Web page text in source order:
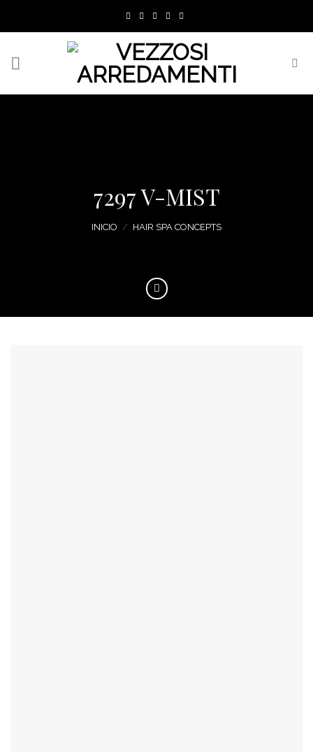
7297 V-MIST
INICIO / HAIR SPA CONCEPTS